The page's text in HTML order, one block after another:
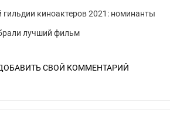
киноактеров 2021: номинанты
лучший фильм
СВОЙ КОММЕНТАРИЙ